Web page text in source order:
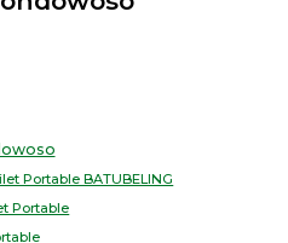
Portable BATUBELING
Portable